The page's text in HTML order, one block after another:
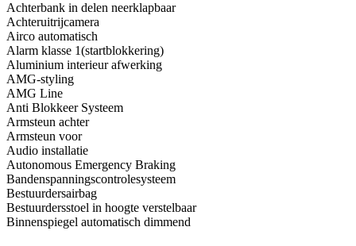
Achterbank in delen neerklapbaar
Achteruitrijcamera
Airco automatisch
Alarm klasse 1(startblokkering)
Aluminium interieur afwerking
AMG-styling
AMG Line
Anti Blokkeer Systeem
Armsteun achter
Armsteun voor
Audio installatie
Autonomous Emergency Braking
Bandenspanningscontrolesysteem
Bestuurdersairbag
Bestuurdersstoel in hoogte verstelbaar
Binnenspiegel automatisch dimmend